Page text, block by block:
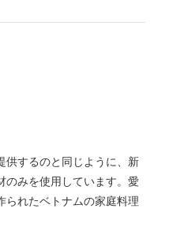
供するのと同じように、新
のみを使用しています。愛
られたベトナムの家庭料理